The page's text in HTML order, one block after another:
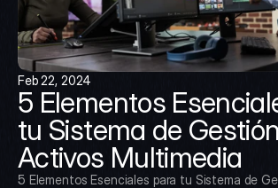
Feb 22, 2024
5 Elementos
tu Sistema de
Activos Multimedia
5 Elementos Esenciales para tu Sistema de